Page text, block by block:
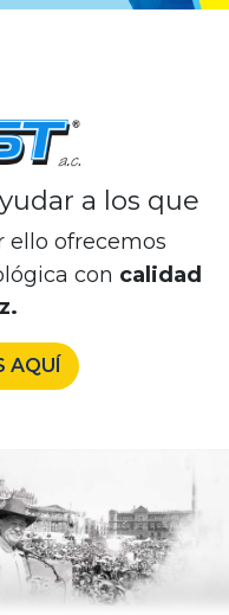
a los que
ello ofrecemos
con calidad
AQUÍ